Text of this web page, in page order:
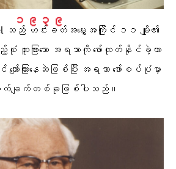
၁၉၃၉
သည် ဟင်းခတ်အမွှေးအကြိုင် ၁၁ မျိုး၏
စုံ ထူးခြားသော အရသာကို ဖော်ထုတ်နိုင်ခဲ့ကာ
ော်ကြားနေဆဲဖြစ်ပြီး အရသာ ဖော်စပ်ပုံမှာ
က်ချက်တစ်ခုဖြစ်ပါသည်။